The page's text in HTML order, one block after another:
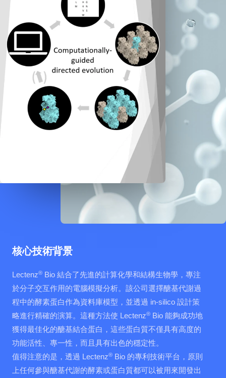
核心技術背景
Lectenz® Bio 結合了先進的計算化學和結構生物學，專注
於分子交互作用的電腦模擬分析。該公司選擇醣基代謝過
程中的酵素蛋白作為資料庫模型，並透過 in-silico 設計策
略進行精確的演算。這種方法使 Lectenz® Bio 能夠成功地
獲得最佳化的醣基結合蛋白，這些蛋白質不僅具有高度的
功能活性、專一性，而且具有出色的穩定性。
值得注意的是，透過 Lectenz® Bio 的專利技術平台，原則
上任何參與醣基代謝的酵素或蛋白質都可以被用來開發出